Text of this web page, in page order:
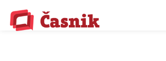
content